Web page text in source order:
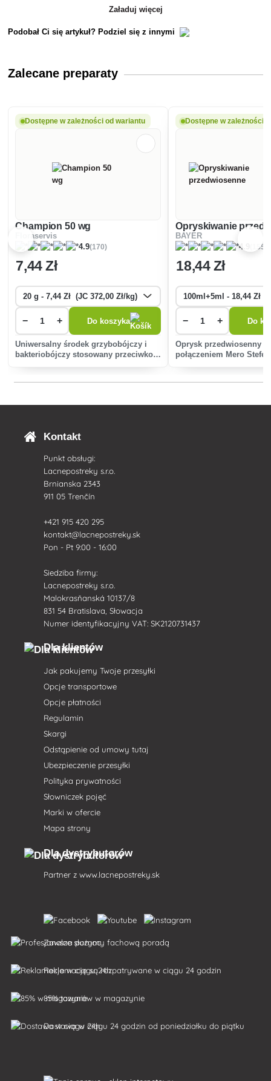
Załaduj więcej
Podobał Ci się artykuł? Podziel się z innymi
Zalecane preparaty
Dostępne w zależności od wariantu
Champion 50 wg
Floraservis
4.9(170)
7,44 Zł
− + Do koszyka
Uniwersalny środek grzybobójczy i
bakteriobójczy stosowany przeciwko
Dostępne w zależności
Opryskiwanie
BAYER
4.9
(155)
18,44 Zł
− + Do
Oprysk przedwiosenny
połączeniem Mero
owocowych,
Kontakt
Punkt obsługi:
Lacnepostreky s.r.o.
Brnianska 2343
911 05 Trenčín
+421 915 420 295
kontakt@lacnepostreky.sk
Pon - Pt 9:00 - 16:00
Siedziba firmy:
Lacnepostreky s.r.o.
Malokrasňanská 10137/8
831 54 Bratislava, Słowacja
Numer identyfikacyjny VAT: SK2120731437
Dla klientów
Jak pakujemy Twoje przesyłki
Opcje transportowe
Opcje płatności
Regulamin
Skargi
Odstąpienie od umowy tutaj
Ubezpieczenie przesyłki
Polityka prywatności
Słowniczek pojęć
Marki w ofercie
Mapa strony
Dla dystrybutorów
Partner z www.lacnepostreky.sk
Zawsze służymy fachową poradą
Reklamacje są rozpatrywane w ciągu 24 godzin
85% towarów w magazynie
Dostawa w ciągu 24 godzin od poniedziałku do piątku